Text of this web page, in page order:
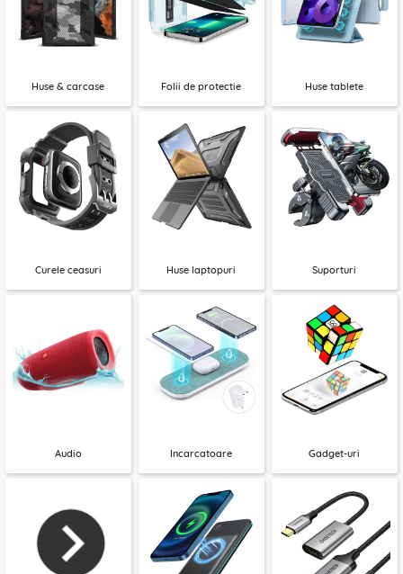
Huse & carcase Folii de protectie Huse tablete
Curele ceasuri Huse laptopuri Suporturi
Audio Incarcatoare Gadget-uri